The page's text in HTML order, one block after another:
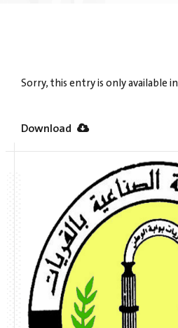
Sorry, this entry is only available in
Download